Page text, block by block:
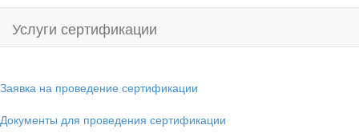
Услуги сертификации
Заявка на проведение сертификации
Документы для проведения сертификации